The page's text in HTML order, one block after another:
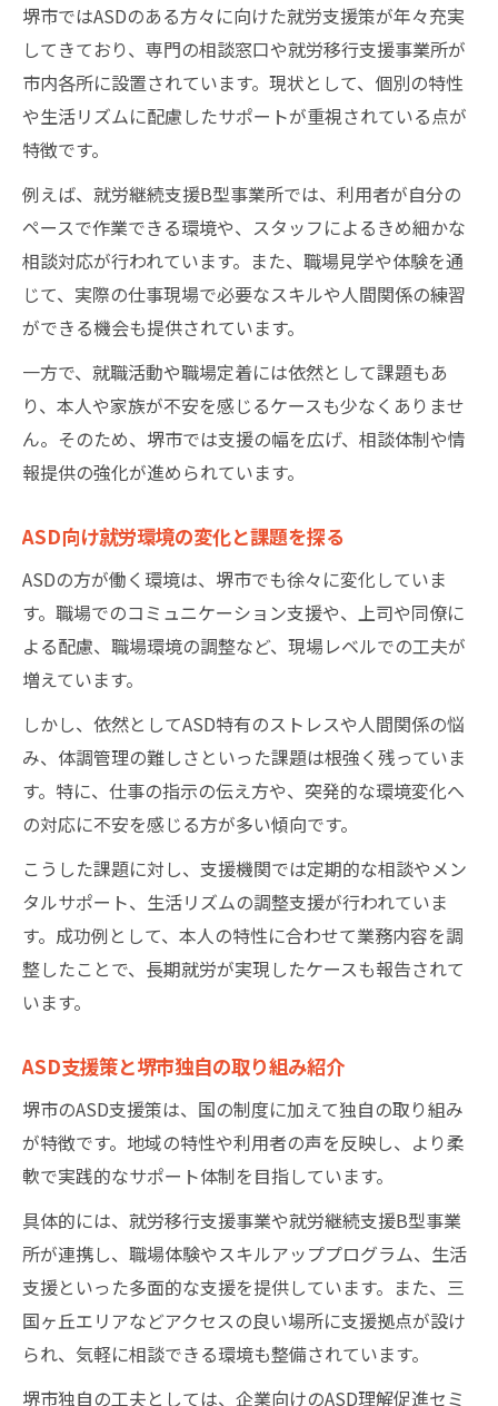
堺市で選ぶASD就労支援制度の特徴比較
ASD当事者に最適な支援形態を考える
ASD支援のA型B型と移行支援の違いとは
ASD相談機関選びで重視すべき視点
堺市内ASD支援窓口の特徴と利用法解説
ASD当事者が相談時に確認すべきポイント
ASD支援機関の役割と連携体制を知る
ASDの家族も利用できる相談サポート紹介
堺市ではASDのある方々に向けた就労支援策が年々充実
してきており、専門の相談窓口や就労移行支援事業所が
市内各所に設置されています。現状として、個別の特性
や生活リズムに配慮したサポートが重視されている点が
特徴です。
例えば、就労継続支援B型事業所では、利用者が自分の
ペースで作業できる環境や、スタッフによるきめ細かな
相談対応が行われています。また、職場見学や体験を通
じて、実際の仕事現場で必要なスキルや人間関係の練習
ができる機会も提供されています。
一方で、就職活動や職場定着には依然として課題もあ
り、本人や家族が不安を感じるケースも少なくありませ
ん。そのため、堺市では支援の幅を広げ、相談体制や情
報提供の強化が進められています。
ASD向け就労環境の変化と課題を探る
ASDの方が働く環境は、堺市でも徐々に変化していま
す。職場でのコミュニケーション支援や、上司や同僚に
よる配慮、職場環境の調整など、現場レベルでの工夫が
増えています。
しかし、依然としてASD特有のストレスや人間関係の悩
み、体調管理の難しさといった課題は根強く残っていま
す。特に、仕事の指示の伝え方や、突発的な環境変化へ
の対応に不安を感じる方が多い傾向です。
こうした課題に対し、支援機関では定期的な相談やメン
タルサポート、生活リズムの調整支援が行われていま
す。成功例として、本人の特性に合わせて業務内容を調
整したことで、長期就労が実現したケースも報告されて
います。
ASD支援策と堺市独自の取り組み紹介
堺市のASD支援策は、国の制度に加えて独自の取り組み
が特徴です。地域の特性や利用者の声を反映し、より柔
軟で実践的なサポート体制を目指しています。
具体的には、就労移行支援事業や就労継続支援B型事業
所が連携し、職場体験やスキルアッププログラム、生活
支援といった多面的な支援を提供しています。また、三
国ヶ丘エリアなどアクセスの良い場所に支援拠点が設け
られ、気軽に相談できる環境も整備されています。
堺市独自の工夫としては、企業向けのASD理解促進セミ